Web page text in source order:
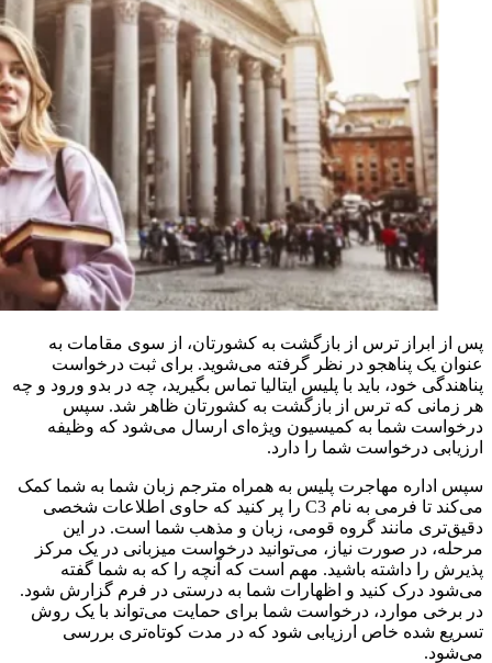
پس از ابراز ترس از بازگشت به کشورتان، از سوی مقامات به
عنوان یک پناهجو در نظر گرفته می‌شوید. برای ثبت درخواست
پناهندگی خود، باید با پلیس ایتالیا تماس بگیرید، چه در بدو ورود و چه
هر زمانی که ترس از بازگشت به کشورتان ظاهر شد. سپس
درخواست شما به کمیسیون ویژه‌ای ارسال می‌شود که وظیفه
ارزیابی درخواست شما را دارد.
سپس اداره مهاجرت پلیس به همراه مترجم زبان شما به شما کمک
می‌کند تا فرمی به نام C3 را پر کنید که حاوی اطلاعات شخصی
دقیق‌تری مانند گروه قومی، زبان و مذهب شما است. در این
مرحله، در صورت نیاز، می‌توانید درخواست میزبانی در یک مرکز
پذیرش را داشته باشید. مهم است که آنچه را که به شما گفته
می‌شود درک کنید و اظهارات شما به درستی در فرم گزارش شود.
در برخی موارد، درخواست شما برای حمایت می‌تواند با یک روش
تسریع شده خاص ارزیابی شود که در مدت کوتاه‌تری بررسی
می‌شود.